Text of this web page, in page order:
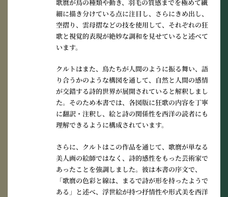
歌麿が鳥の種類や動き、羽毛の質感までを極めて繊
細に描き分けている点に注目し、さらにきめ出し、
空摺り、雲母摺などの技を使用して、それぞれの狂
歌と視覚的表現が絶妙な調和を見せていると述べて
います。
クルトはまた、鳥たちが人間のように振る舞い、語
り合うかのような構図を通して、自然と人間の感情
が交錯する詩的世界が展開されていると解釈しまし
た。そのため本書では、各図版に狂歌の内容を丁寧
に翻訳・注釈し、絵と詩の関係性を西洋の読者にも
理解できるように構成されています。
さらに、クルトはこの作品を通じて、歌麿が単なる
美人画の絵師ではなく、詩的感性をもった芸術家で
あったことを強調しました。彼は本書の序文で、
「歌麿の色彩と線は、まるで詩が形を持ったようで
ある」と述べ、浮世絵が持つ抒情性や形式美を西洋